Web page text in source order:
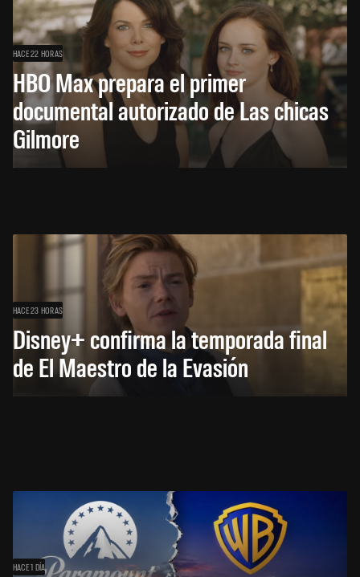
HACE 22 HORAS
HBO Max prepara el primer
documental autorizado de Las chicas
Gilmore
HACE 23 HORAS
Disney+ confirma la temporada final
de El Maestro de la Evasión
HACE 1 DÍA